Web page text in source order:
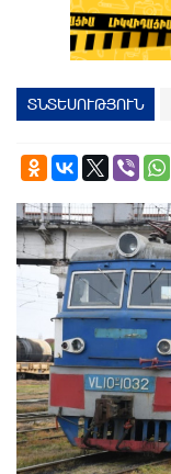
ՏՆՏԵՍՈՒԹՅՈՒՆ